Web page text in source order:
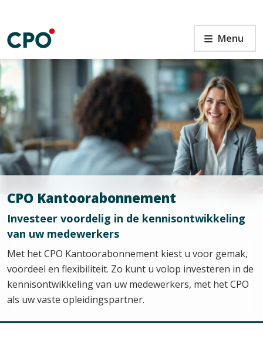
de
inhoud
CPO
Kantoorabonnement
Menu
CPO Kantoorabonnement
Investeer voordelig in de kennisontwikkeling
van uw medewerkers
Met het CPO Kantoorabonnement kiest u voor gemak,
voordeel en flexibiliteit. Zo kunt u volop investeren in de
kennisontwikkeling van uw medewerkers, met het CPO
als uw vaste opleidingspartner.